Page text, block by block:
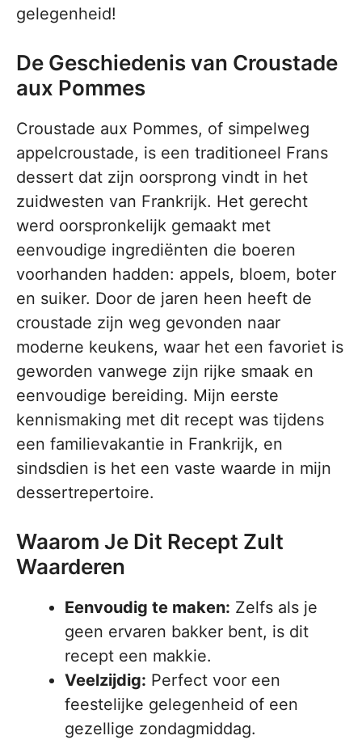
gelegenheid!
De Geschiedenis van Croustade
aux Pommes
Croustade aux Pommes, of simpelweg
appelcroustade, is een traditioneel Frans
dessert dat zijn oorsprong vindt in het
zuidwesten van Frankrijk. Het gerecht
werd oorspronkelijk gemaakt met
eenvoudige ingrediënten die boeren
voorhanden hadden: appels, bloem, boter
en suiker. Door de jaren heen heeft de
croustade zijn weg gevonden naar
moderne keukens, waar het een favoriet is
geworden vanwege zijn rijke smaak en
eenvoudige bereiding. Mijn eerste
kennismaking met dit recept was tijdens
een familievakantie in Frankrijk, en
sindsdien is het een vaste waarde in mijn
dessertrepertoire.
Waarom Je Dit Recept Zult
Waarderen
Eenvoudig te maken: Zelfs als je
geen ervaren bakker bent, is dit
recept een makkie.
Veelzijdig: Perfect voor een
feestelijke gelegenheid of een
gezellige zondagmiddag.